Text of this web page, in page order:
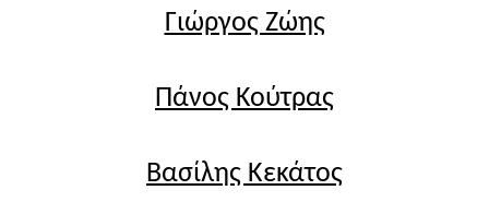
Γιώργος Ζώης
Πάνος Κούτρας
Βασίλης Κεκάτος